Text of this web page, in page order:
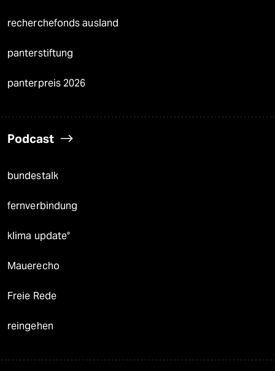
recherchefonds ausland
panterstiftung
panterpreis 2026
Podcast
bundestalk
fernverbindung
klima update°
Mauerecho
Freie Rede
reingehen